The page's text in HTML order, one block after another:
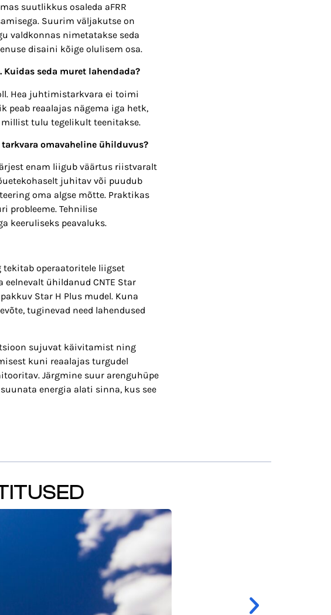
suutlikkus osaleda aFRR
Suurim väljakutse on
valdkonnas nimetatakse seda
disaini kõige olulisem osa.
seda muret lahendada?
Hea juhtimistarkvara ei toimi
peab reaalajas nägema iga hetk,
tulu tegelikult teenitakse.
omavaheline ühilduvus?
enam liigub väärtus riistvaralt
juhitav või puudub
oma algse mõtte. Praktikas
probleeme. Tehnilise
keeruliseks peavaluks.
operaatoritele liigset
ühildanud CNTE Star
Star H Plus mudel. Kuna
tuginevad need lahendused
sujuvat käivitamist ning
kuni reaalajas turgudel
Järgmine suur arenguhüpe
energia alati sinna, kus see